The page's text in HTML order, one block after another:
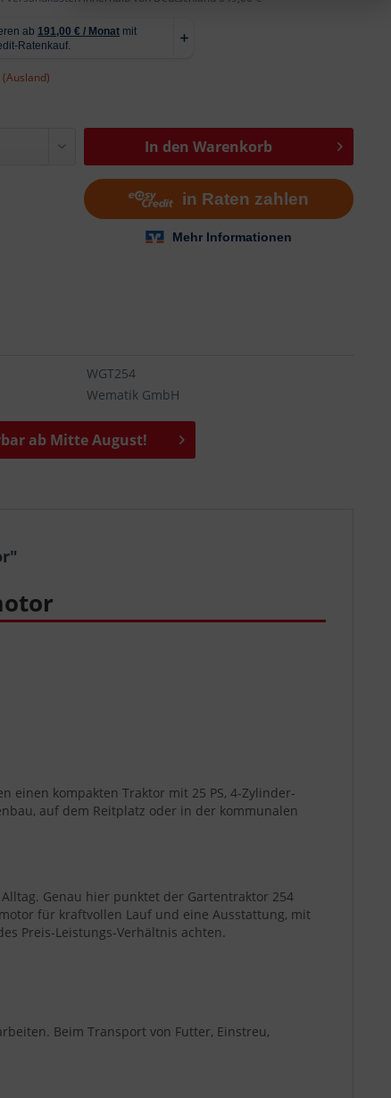
In den Warenkorb
WGT254
Wematik GmbH
ab Mitte August!
einen kompakten Traktor mit 25 PS, 4-Zylinder-
auf dem Reitplatz oder in der kommunalen
Genau hier punktet der Gartentraktor 254
für kraftvollen Lauf und eine Ausstattung, mit
Preis-Leistungs-Verhältnis achten.
Beim Transport von Futter, Einstreu,